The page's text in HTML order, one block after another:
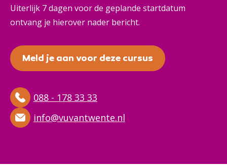
Uiterlijk 7 dagen voor de geplande startdatum
ontvang je hierover nader bericht.
Meld je aan voor deze cursus
088 - 178 33 33
info@vuvantwente.nl